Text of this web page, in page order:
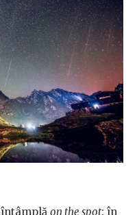
on the spot: în